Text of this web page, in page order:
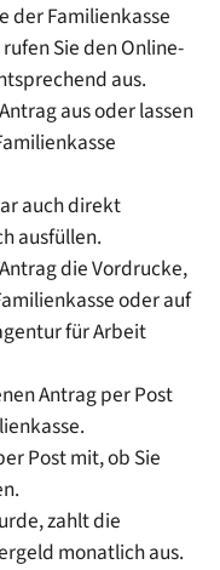
der Familienkasse
Sie den Online-
aus.
aus oder lassen
auch direkt
ausfüllen.
die Vordrucke,
oder auf
für Arbeit
Antrag per Post
Post mit, ob Sie
zahlt die
monatlich aus.